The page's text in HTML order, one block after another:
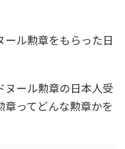
ル勲章をもらった日
ヌール勲章の日本人受
ってどんな勲章かを